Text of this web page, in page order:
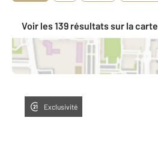
Voir les 139 résultats sur la carte
Exclusivité